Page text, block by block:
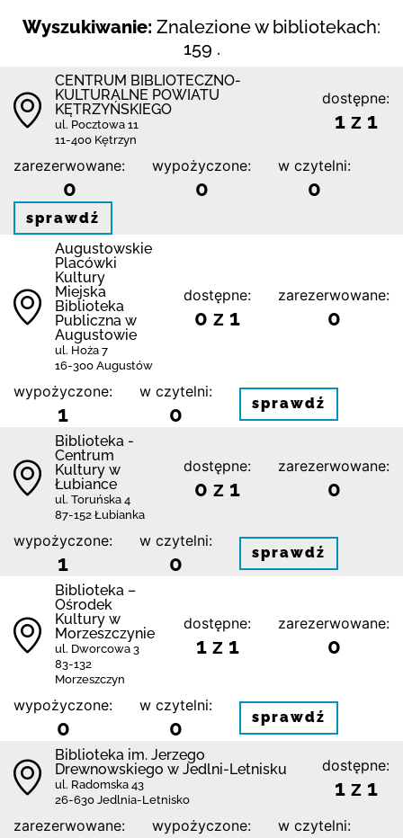
Wyszukiwanie: Znalezione w bibliotekach:
159 .
CENTRUM BIBLIOTECZNO-
KULTURALNE POWIATU
KĘTRZYŃSKIEGO
ul. Pocztowa 11
11-400 Kętrzyn
dostępne:
1 z 1
zarezerwowane:
0
wypożyczone:
0
w czytelni:
0
sprawdź
Augustowskie
Placówki
Kultury
Miejska
Biblioteka
Publiczna w
Augustowie
ul. Hoża 7
16-300 Augustów
dostępne:
0 z 1
zarezerwowane:
0
wypożyczone:
1
w czytelni:
0 sprawdź
Biblioteka -
Centrum
Kultury w
Łubiance
ul. Toruńska 4
87-152 Łubianka
dostępne:
0 z 1
zarezerwowane:
0
wypożyczone:
1
w czytelni:
0 sprawdź
Biblioteka –
Ośrodek
Kultury w
Morzeszczynie
ul. Dworcowa 3
83-132
Morzeszczyn
dostępne:
1 z 1
zarezerwowane:
0
wypożyczone:
0
w czytelni:
0 sprawdź
Biblioteka im. Jerzego
Drewnowskiego w Jedlni-Letnisku
ul. Radomska 43
26-630 Jedlnia-Letnisko
dostępne:
1 z 1
zarezerwowane: wypożyczone: w czytelni: